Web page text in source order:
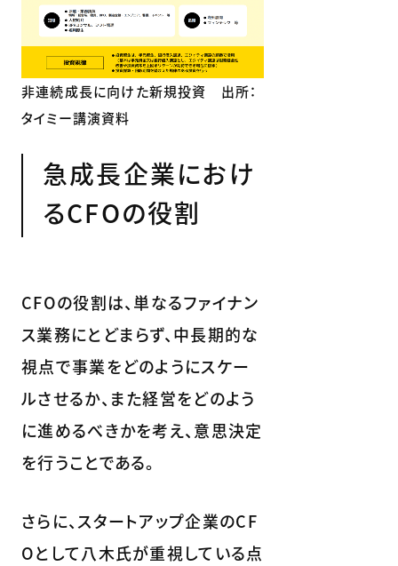
非連続成長に向けた新規投資 出所：
タイミー講演資料
急成長企業におけ
るCFOの役割
CFOの役割は、単なるファイナン
ス業務にとどまらず、中長期的な
視点で事業をどのようにスケー
ルさせるか、また経営をどのよう
に進めるべきかを考え、意思決定
を行うことである。
さらに、スタートアップ企業のCF
Oとして八木氏が重視している点